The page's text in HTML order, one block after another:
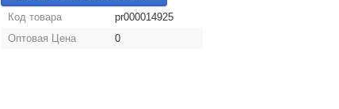
Код товара
pr000014925
Оптовая Цена
0